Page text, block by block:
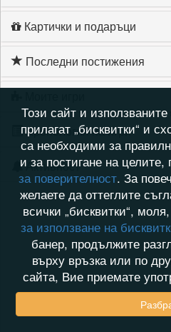
Картички и подаръци
Последни постижения
Хронология на игри
Активност
Този сайт и
прилагат „бисквитки“ и
са необходими за
и за постигане на целите,
за поверителност. За
желаете да оттеглите
всички „бисквитки“,
за използване на
банер, продължите
върху връзка или по
сайта, Вие приемате